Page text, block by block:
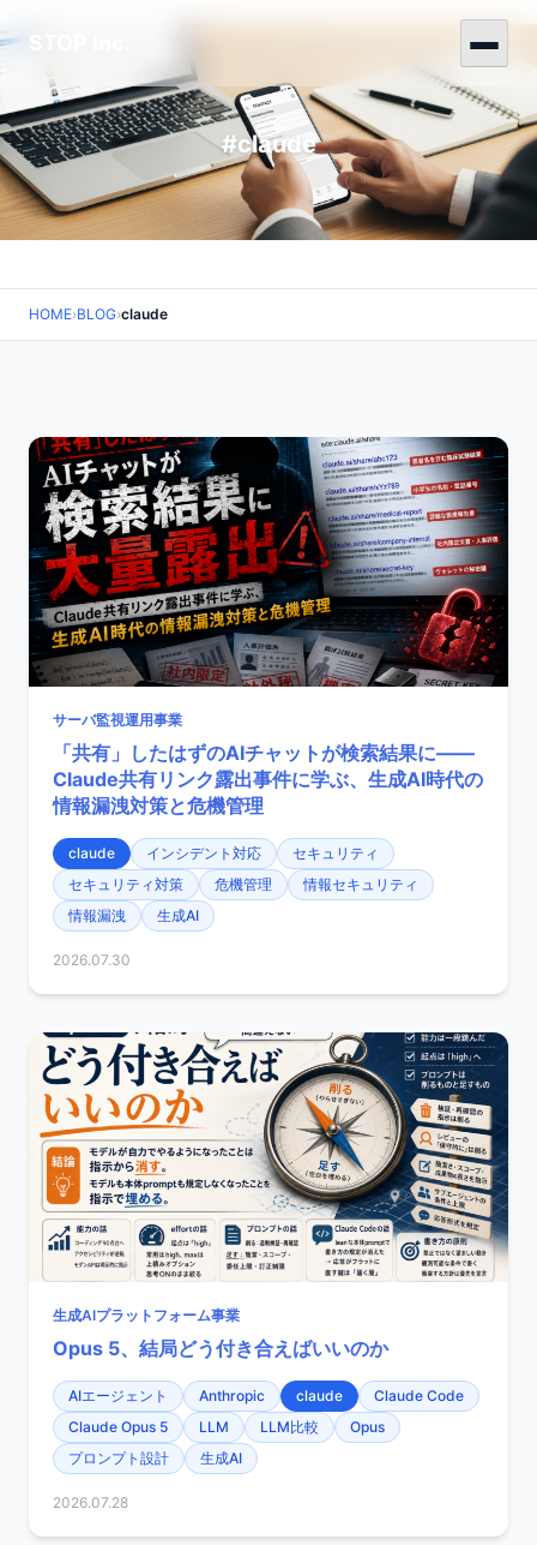
#claude
HOME›BLOG›claude
サーバ監視運用事業
「共有」したはずのAIチャットが検索結果に——
Claude共有リンク露出事件に学ぶ、生成AI時代の
情報漏洩対策と危機管理
claude インシデント対応
セキュリティ
セキュリティ対策
危機管理
情報セキュリティ
情報漏洩
生成AI
2026.07.30
生成AIプラットフォーム事業
Opus 5、結局どう付き合えばいいのか
AIエージェント Anthropic claude
Claude Code
Claude Opus 5
LLM LLM比較
Opus
プロンプト設計
生成AI
2026.07.28